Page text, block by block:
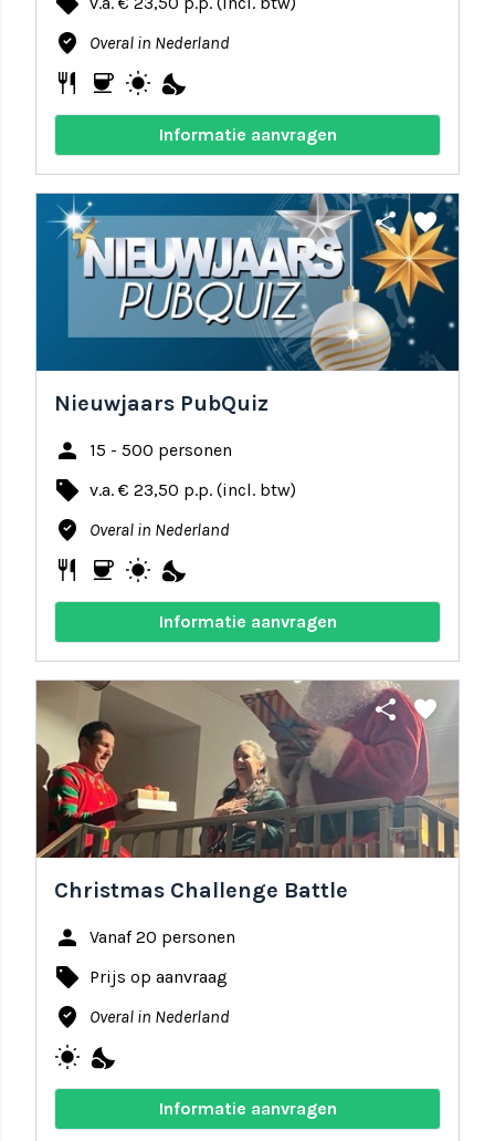
where_to_vote Overal in Nederland
restaurant coffee wb_sunny nights_stay
Informatie aanvragen
share favorite
Nieuwjaars PubQuiz
person 15 - 500 personen
local_offer v.a. € 23,50 p.p. (incl. btw)
where_to_vote Overal in Nederland
restaurant coffee wb_sunny nights_stay
Informatie aanvragen
share favorite
Christmas Challenge Battle
person Vanaf 20 personen
local_offer Prijs op aanvraag
where_to_vote Overal in Nederland
wb_sunny nights_stay
Informatie aanvragen